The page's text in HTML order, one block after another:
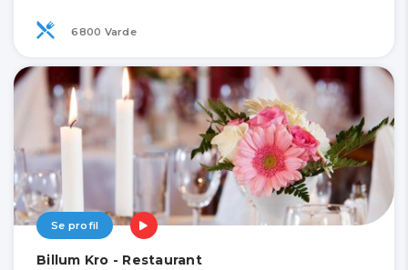
6800 Varde
Se profil
Billum Kro - Restaurant